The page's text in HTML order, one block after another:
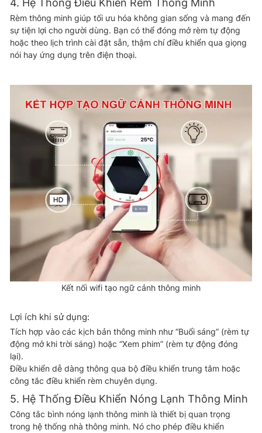
4. Hệ Thống Điều Khiển Rèm Thông Minh
Rèm thông minh giúp tối ưu hóa không gian sống và mang đến
sự tiện lợi cho người dùng. Bạn có thể đóng mở rèm tự động
hoặc theo lịch trình cài đặt sẵn, thậm chí điều khiển qua giọng
nói hay ứng dụng trên điện thoại.
Kết nối wifi tạo ngữ cảnh thông minh
Lợi ích khi sử dụng:
Tích hợp vào các kịch bản thông minh như “Buổi sáng” (rèm tự
động mở khi trời sáng) hoặc “Xem phim” (rèm tự động đóng
lại).
Điều khiển dễ dàng thông qua bộ điều khiển trung tâm hoặc
công tắc điều khiển rèm chuyên dụng.
5. Hệ Thống Điều Khiển Nóng Lạnh Thông Minh
Công tắc bình nóng lạnh thông minh là thiết bị quan trọng
trong hệ thống nhà thông minh. Nó cho phép điều khiển